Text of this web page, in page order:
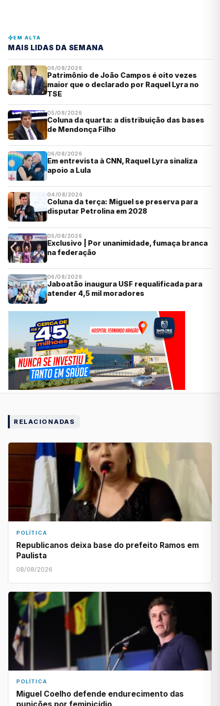
EM ALTA
MAIS LIDAS DA SEMANA
06/08/2026
Patrimônio de João Campos é oito vezes
maior que o declarado por Raquel Lyra no
TSE
05/08/2026
Coluna da quarta: a distribuição das bases
de Mendonça Filho
06/08/2026
Em entrevista à CNN, Raquel Lyra sinaliza
apoio a Lula
04/08/2026
Coluna da terça: Miguel se preserva para
disputar Petrolina em 2028
05/08/2026
Exclusivo | Por unanimidade, fumaça branca
na federação
06/08/2026
Jaboatão inaugura USF requalificada para
atender 4,5 mil moradores
RELACIONADAS
POLÍTICA
Republicanos deixa base do prefeito Ramos em
Paulista
08/08/2026
POLÍTICA
Miguel Coelho defende endurecimento das